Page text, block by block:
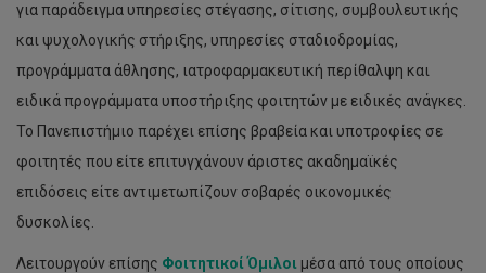
για παράδειγμα υπηρεσίες στέγασης, σίτισης, συμβουλευτικής
και ψυχολογικής στήριξης, υπηρεσίες σταδιοδρομίας,
προγράμματα άθλησης, ιατροφαρμακευτική περίθαλψη και
ειδικά προγράμματα υποστήριξης φοιτητών με ειδικές ανάγκες.
Το Πανεπιστήμιο παρέχει επίσης βραβεία και υποτροφίες σε
φοιτητές που είτε επιτυγχάνουν άριστες ακαδημαϊκές
επιδόσεις είτε αντιμετωπίζουν σοβαρές οικονομικές
δυσκολίες.
Λειτουργούν επίσης Φοιτητικοί Όμιλοι μέσα από τους οποίους